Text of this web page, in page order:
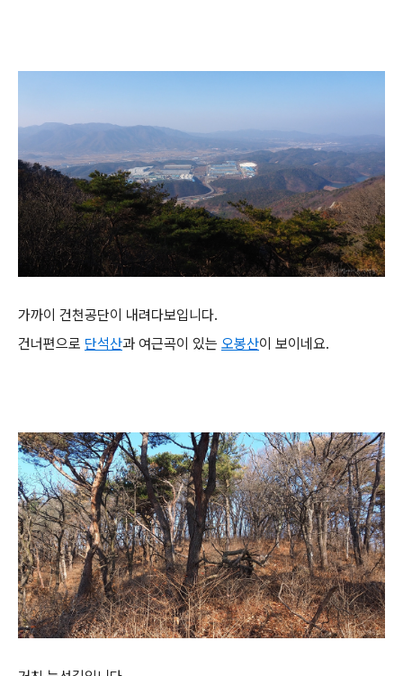
가까이 건천공단이 내려다보입니다.
건너편으로 단석산과 여근곡이 있는 오봉산이 보이네요.